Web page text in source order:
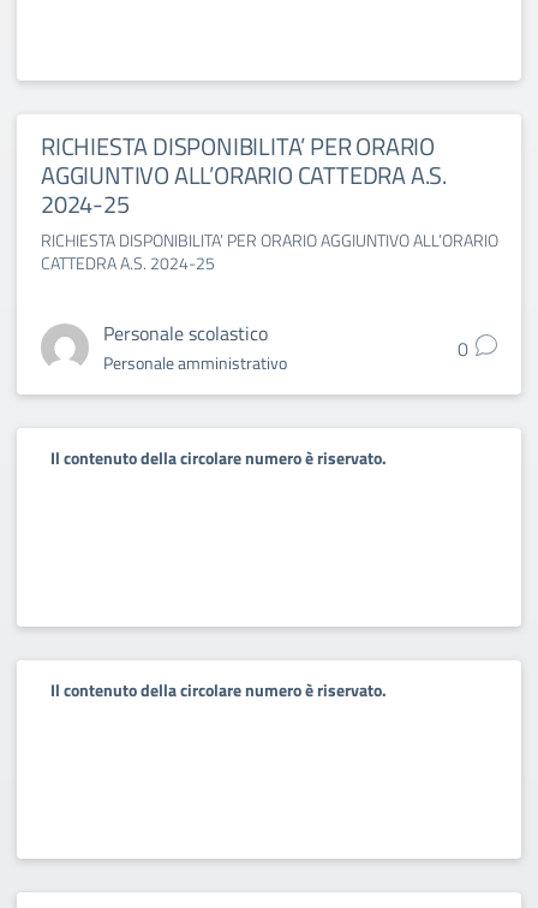
RICHIESTA DISPONIBILITA’ PER ORARIO
AGGIUNTIVO ALL’ORARIO CATTEDRA A.S.
2024-25
RICHIESTA DISPONIBILITA’ PER ORARIO AGGIUNTIVO ALL’ORARIO
CATTEDRA A.S. 2024-25
Personale scolastico
Personale amministrativo 0
Il contenuto della circolare numero è riservato.
Il contenuto della circolare numero è riservato.